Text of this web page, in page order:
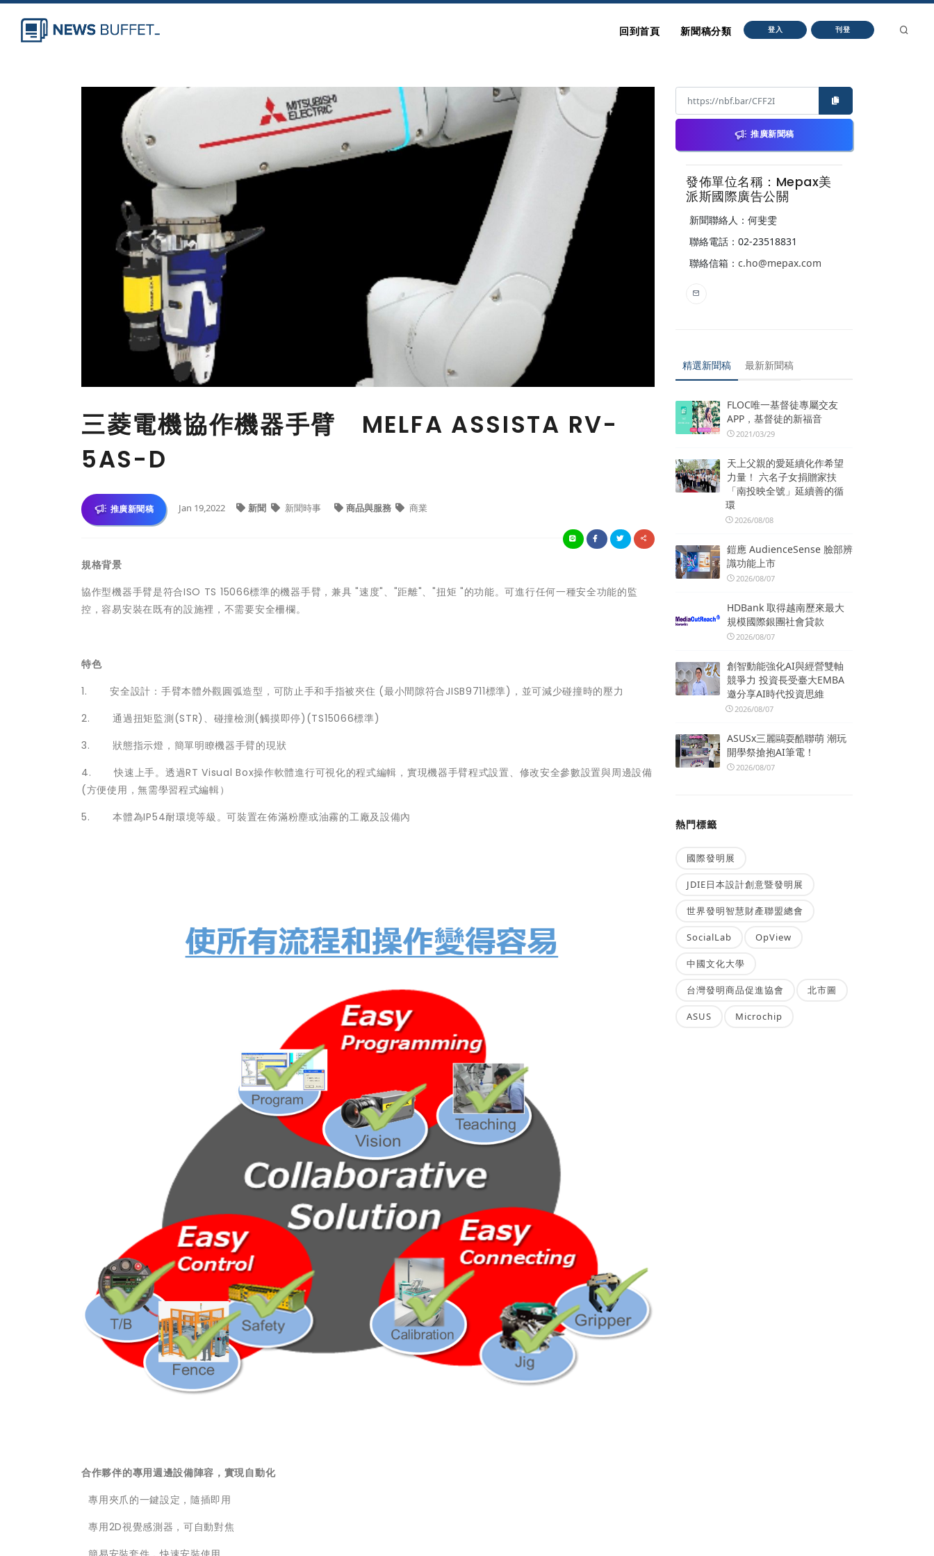
回到首頁 新聞稿分類 登入 刊登
三菱電機協作機器手臂 MELFA ASSISTA RV-
5AS-D
推廣新聞稿 Jan 19,2022 新聞 新聞時事 商品與服務 商業
規格背景
協作型機器手臂是符合ISO TS 15066標準的機器手臂，兼具 "速度"、"距離"、"扭矩 "的功能。可進行任何一種安全功能的監
控，容易安裝在既有的設施裡，不需要安全柵欄。
特色
1. 安全設計：手臂本體外觀圓弧造型，可防止手和手指被夾住 (最小間隙符合JISB9711標準)，並可減少碰撞時的壓力
2. 通過扭矩監測(STR)、碰撞檢測(觸摸即停)(TS15066標準)
3. 狀態指示燈，簡單明瞭機器手臂的現狀
4. 快速上手。透過RT Visual Box操作軟體進行可視化的程式編輯，實現機器手臂程式設置、修改安全參數設置與周邊設備
(方便使用，無需學習程式編輯）
5. 本體為IP54耐環境等級。可裝置在佈滿粉塵或油霧的工廠及設備內
合作夥伴的專用週邊設備陣容，實現自動化
 專用夾爪的一鍵設定，隨插即用
 專用2D視覺感測器，可自動對焦
推廣新聞稿
發佈單位名稱：Mepax美
派斯國際廣告公關
新聞聯絡人：何斐雯
聯絡電話：02-23518831
聯絡信箱： c.ho@mepax.com
精選新聞稿 最新新聞稿
FLOC唯一基督徒專屬交友
APP，基督徒的新福音
2021/03/29
天上父親的愛延續化作希望
力量！ 六名子女捐贈家扶
「南投映全號」延續善的循
環
2026/08/08
鎧應 AudienceSense 臉部辨
識功能上市
2026/08/07
HDBank 取得越南歷來最大
規模國際銀團社會貸款
2026/08/07
創智動能強化AI與經營雙軸
競爭力 投資長受臺大EMBA
邀分享AI時代投資思維
2026/08/07
ASUSx三麗鷗耍酷聯萌 潮玩
開學祭搶抱AI筆電！
2026/08/07
熱門標籤
國際發明展
JDIE日本設計創意暨發明展
世界發明智慧財產聯盟總會
SocialLab OpView
中國文化大學
台灣發明商品促進協會 北市圖
ASUS Microchip